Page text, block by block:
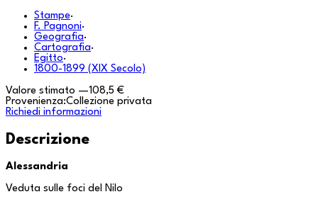
Stampe·
F. Pagnoni·
Geografia·
Cartografia·
Egitto·
1800-1899 (XIX Secolo)
Valore stimato —108,5 €
Provenienza:Collezione privata
Richiedi informazioni
Descrizione
Alessandria
Veduta sulle foci del Nilo